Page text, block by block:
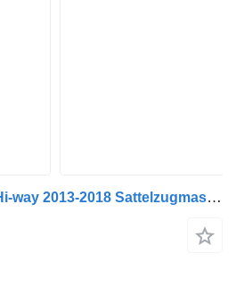
Tür für IVECO Stralis Hi-way 2013-2018 Sattelzugmaschine